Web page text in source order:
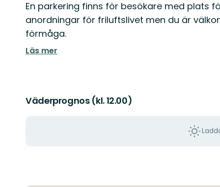
En parkering finns för besökare med plats
anordningar för friluftslivet men du är
förmåga.
Läs mer
Väderprognos (kl. 12.00)